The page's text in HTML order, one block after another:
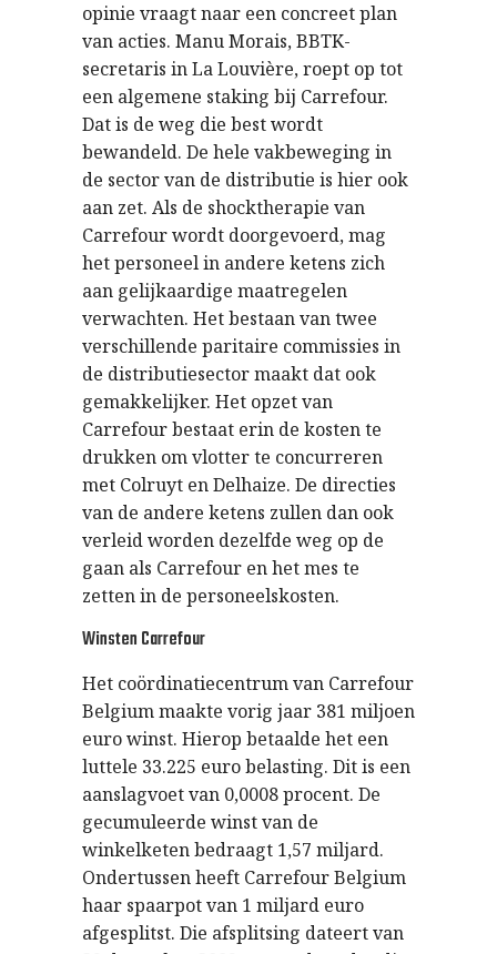
opinie vraagt naar een concreet plan
van acties. Manu Morais, BBTK-
secretaris in La Louvière, roept op tot
een algemene staking bij Carrefour.
Dat is de weg die best wordt
bewandeld. De hele vakbeweging in
de sector van de distributie is hier ook
aan zet. Als de shocktherapie van
Carrefour wordt doorgevoerd, mag
het personeel in andere ketens zich
aan gelijkaardige maatregelen
verwachten. Het bestaan van twee
verschillende paritaire commissies in
de distributiesector maakt dat ook
gemakkelijker. Het opzet van
Carrefour bestaat erin de kosten te
drukken om vlotter te concurreren
met Colruyt en Delhaize. De directies
van de andere ketens zullen dan ook
verleid worden dezelfde weg op de
gaan als Carrefour en het mes te
zetten in de personeelskosten.
Winsten Carrefour
Het coördinatiecentrum van Carrefour
Belgium maakte vorig jaar 381 miljoen
euro winst. Hierop betaalde het een
luttele 33.225 euro belasting. Dit is een
aanslagvoet van 0,0008 procent. De
gecumuleerde winst van de
winkelketen bedraagt 1,57 miljard.
Ondertussen heeft Carrefour Belgium
haar spaarpot van 1 miljard euro
afgesplitst. Die afsplitsing dateert van